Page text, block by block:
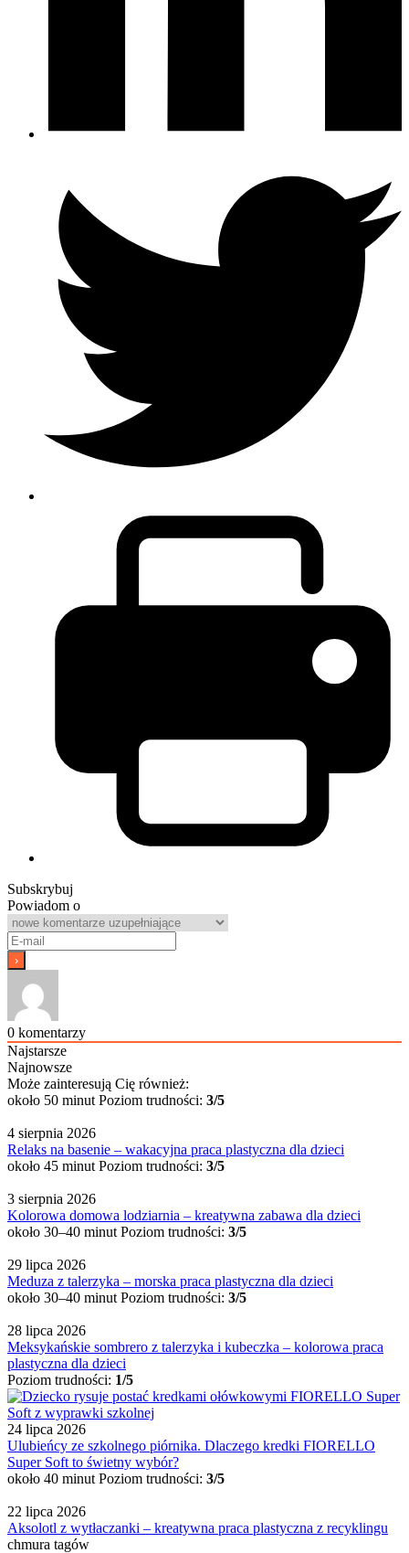
Subskrybuj
Powiadom o
0 komentarzy
Najstarsze
Najnowsze
Może zainteresują Cię również:
około 50 minut Poziom trudności: 3/5
4 sierpnia 2026
Relaks na basenie – wakacyjna praca plastyczna dla dzieci
około 45 minut Poziom trudności: 3/5
3 sierpnia 2026
Kolorowa domowa lodziarnia – kreatywna zabawa dla dzieci
około 30–40 minut Poziom trudności: 3/5
29 lipca 2026
Meduza z talerzyka – morska praca plastyczna dla dzieci
około 30–40 minut Poziom trudności: 3/5
28 lipca 2026
Meksykańskie sombrero z talerzyka i kubeczka – kolorowa praca
plastyczna dla dzieci
Poziom trudności: 1/5
24 lipca 2026
Ulubieńcy ze szkolnego piórnika. Dlaczego kredki FIORELLO
Super Soft to świetny wybór?
około 40 minut Poziom trudności: 3/5
22 lipca 2026
Aksolotl z wytłaczanki – kreatywna praca plastyczna z recyklingu
chmura tagów